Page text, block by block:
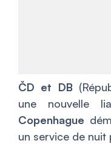
ČD et DB
une nouvelle
Copenhague
un service de nuit